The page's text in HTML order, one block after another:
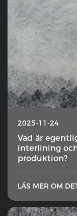
2025-11-24
Vad är
interlining
produktion?
LÄS MER OM